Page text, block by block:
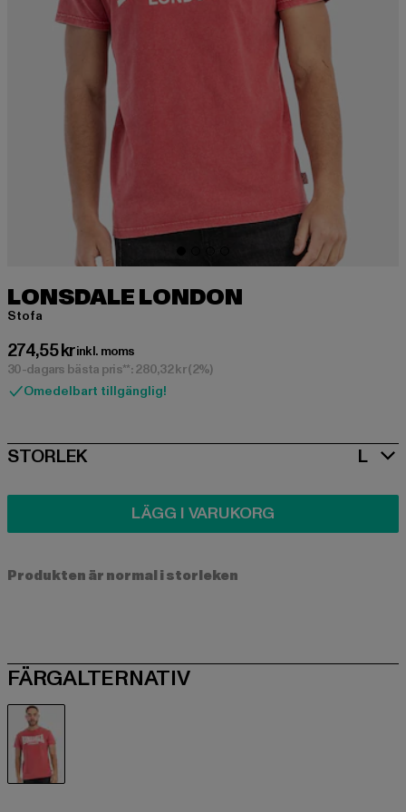
LONSDALE LONDON
Stofa
274,55 kr
Nuvarande pris: 274,55 kr
inkl. moms
30-dagars bästa pris**: 280,32 kr(2%)
Omedelbart tillgänglig!
SIZE
STORLEK L
LÄGG I VARUKORG
Produkten är normal i storleken
FÄRGALTERNATIV